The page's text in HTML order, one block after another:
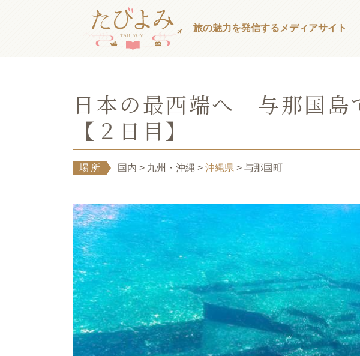
旅の魅力を発信する メディアサイト
日本の最西端へ 与那国島
【２日目】
場所 国内 > 九州・沖縄 >沖縄県 > 与那国町